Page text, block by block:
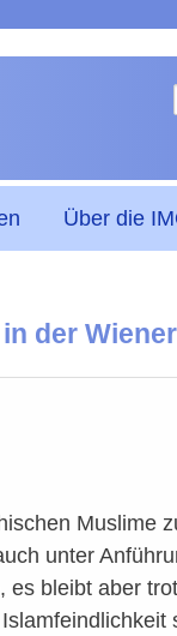
Über die
der
Muslime
unter
bleibt aber